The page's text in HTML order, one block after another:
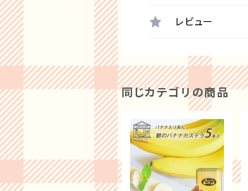
レビュー
同じカテゴリの商品